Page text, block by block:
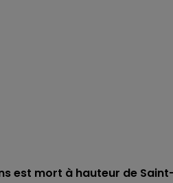
est mort à hauteur de